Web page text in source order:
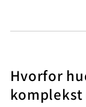
Hvorfor
komplekst